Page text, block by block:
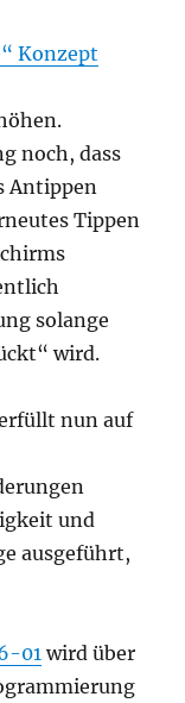
Konzept
noch, dass
Antippen
Tippen
solange
wird.
nun auf
und
ausgeführt,
01 wird über